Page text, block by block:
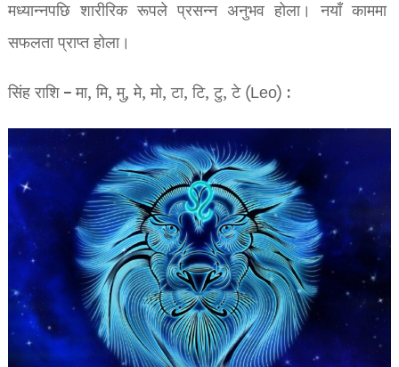
मध्यान्नपछि शारीरिक रूपले प्रसन्न अनुभव होला। नयाँ काममा
सफलता प्राप्त होला।
सिंह राशि – मा, मि, मु, मे, मो, टा, टि, टु, टे (Leo) :